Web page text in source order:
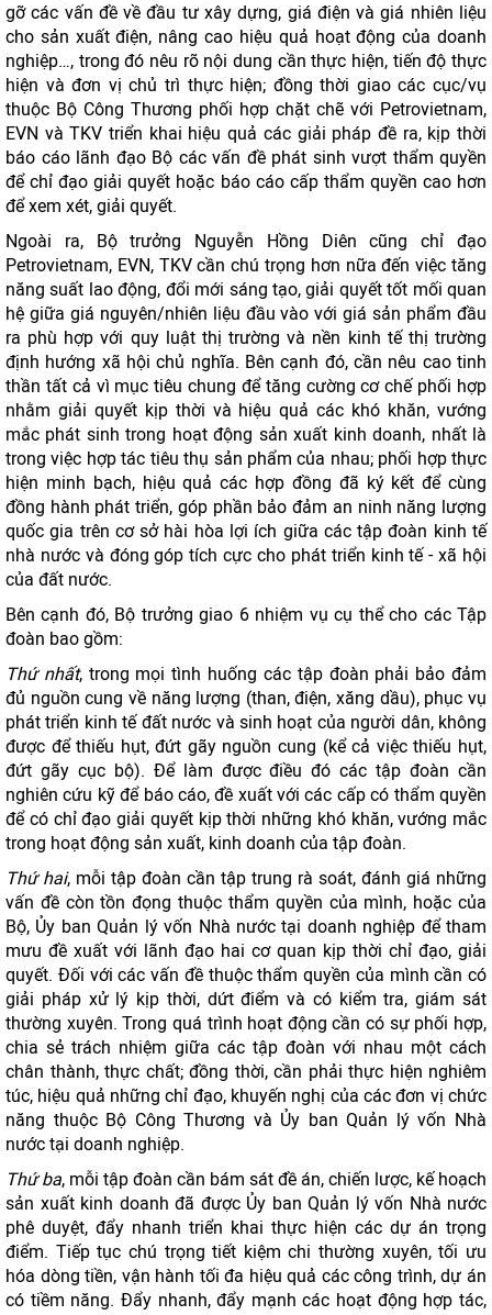
gỡ các vấn đề về đầu tư xây dựng, giá điện và giá nhiên liệu
cho sản xuất điện, nâng cao hiệu quả hoạt động của doanh
nghiệp…, trong đó nêu rõ nội dung cần thực hiện, tiến độ thực
hiện và đơn vị chủ trì thực hiện; đồng thời giao các cục/vụ
thuộc Bộ Công Thương phối hợp chặt chẽ với Petrovietnam,
EVN và TKV triển khai hiệu quả các giải pháp đề ra, kịp thời
báo cáo lãnh đạo Bộ các vấn đề phát sinh vượt thẩm quyền
để chỉ đạo giải quyết hoặc báo cáo cấp thẩm quyền cao hơn
để xem xét, giải quyết.
Ngoài ra, Bộ trưởng Nguyễn Hồng Diên cũng chỉ đạo
Petrovietnam, EVN, TKV cần chú trọng hơn nữa đến việc tăng
năng suất lao động, đổi mới sáng tạo, giải quyết tốt mối quan
hệ giữa giá nguyên/nhiên liệu đầu vào với giá sản phẩm đầu
ra phù hợp với quy luật thị trường và nền kinh tế thị trường
định hướng xã hội chủ nghĩa. Bên cạnh đó, cần nêu cao tinh
thần tất cả vì mục tiêu chung để tăng cường cơ chế phối hợp
nhằm giải quyết kịp thời và hiệu quả các khó khăn, vướng
mắc phát sinh trong hoạt động sản xuất kinh doanh, nhất là
trong việc hợp tác tiêu thụ sản phẩm của nhau; phối hợp thực
hiện minh bạch, hiệu quả các hợp đồng đã ký kết để cùng
đồng hành phát triển, góp phần bảo đảm an ninh năng lượng
quốc gia trên cơ sở hài hòa lợi ích giữa các tập đoàn kinh tế
nhà nước và đóng góp tích cực cho phát triển kinh tế - xã hội
của đất nước.
Bên cạnh đó, Bộ trưởng giao 6 nhiệm vụ cụ thể cho các Tập
đoàn bao gồm:
Thứ nhất, trong mọi tình huống các tập đoàn phải bảo đảm
đủ nguồn cung về năng lượng (than, điện, xăng dầu), phục vụ
phát triển kinh tế đất nước và sinh hoạt của người dân, không
được để thiếu hụt, đứt gãy nguồn cung (kể cả việc thiếu hụt,
đứt gãy cục bộ). Để làm được điều đó các tập đoàn cần
nghiên cứu kỹ để báo cáo, đề xuất với các cấp có thẩm quyền
để có chỉ đạo giải quyết kịp thời những khó khăn, vướng mắc
trong hoạt động sản xuất, kinh doanh của tập đoàn.
Thứ hai, mỗi tập đoàn cần tập trung rà soát, đánh giá những
vấn đề còn tồn đọng thuộc thẩm quyền của mình, hoặc của
Bộ, Ủy ban Quản lý vốn Nhà nước tại doanh nghiệp để tham
mưu đề xuất với lãnh đạo hai cơ quan kịp thời chỉ đạo, giải
quyết. Đối với các vấn đề thuộc thẩm quyền của mình cần có
giải pháp xử lý kịp thời, dứt điểm và có kiểm tra, giám sát
thường xuyên. Trong quá trình hoạt động cần có sự phối hợp,
chia sẻ trách nhiệm giữa các tập đoàn với nhau một cách
chân thành, thực chất; đồng thời, cần phải thực hiện nghiêm
túc, hiệu quả những chỉ đạo, khuyến nghị của các đơn vị chức
năng thuộc Bộ Công Thương và Ủy ban Quản lý vốn Nhà
nước tại doanh nghiệp.
Thứ ba, mỗi tập đoàn cần bám sát đề án, chiến lược, kế hoạch
sản xuất kinh doanh đã được Ủy ban Quản lý vốn Nhà nước
phê duyệt, đẩy nhanh triển khai thực hiện các dự án trọng
điểm. Tiếp tục chú trọng tiết kiệm chi thường xuyên, tối ưu
hóa dòng tiền, vận hành tối đa hiệu quả các công trình, dự án
có tiềm năng. Đẩy nhanh, đẩy mạnh các hoạt động hợp tác,